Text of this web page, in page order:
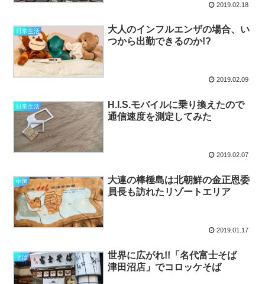
2019.02.18
日常生活
大人のインフルエンザの場合、い
つから出勤できるのか!?
2019.02.09
日常生活
H.I.S.モバイルに乗り換えたので
通信速度を測定してみた
2019.02.07
中国
大連の棒棰島は北朝鮮の金正恩委
員長も訪れたリゾートエリア
2019.01.17
そば
世界に広がれ!!「名代富士そば
津田沼店」でコロッケそば